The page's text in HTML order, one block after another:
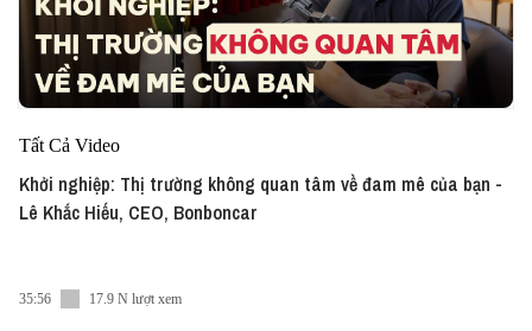
Tất Cả Video
Khởi nghiệp: Thị trường không quan tâm về đam mê của bạn -
Lê Khắc Hiếu, CEO, Bonboncar
35:56 17.9 N lượt xem